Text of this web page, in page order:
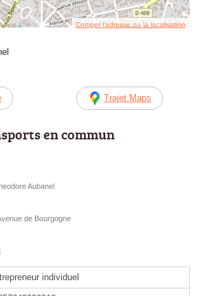
Corriger l’adresse ou la localisation
Trajet Maps
en commun
Aubanel
de Bourgogne
individuel